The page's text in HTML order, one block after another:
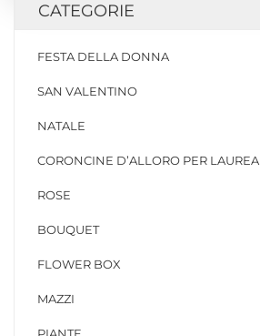
CATEGORIE
FESTA DELLA DONNA
SAN VALENTINO
NATALE
CORONCINE D’ALLORO PER LAUREA
ROSE
BOUQUET
FLOWER BOX
MAZZI